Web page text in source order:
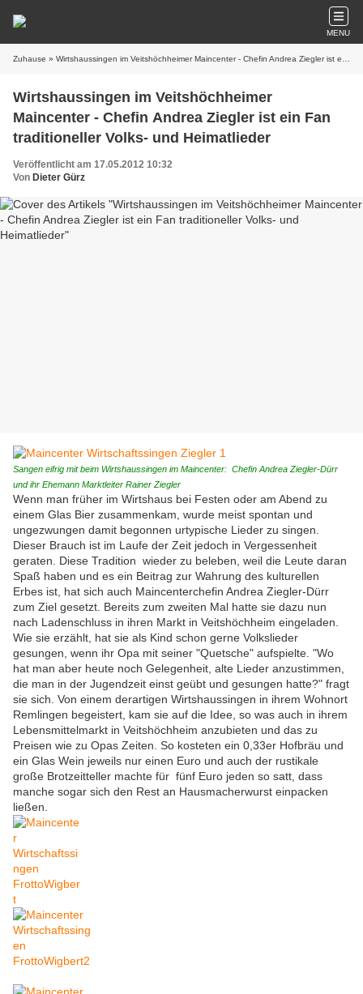
MENU
Zuhause » Wirtshaussingen im Veitshöchheimer Maincenter - Chefin Andrea Ziegler ist ein Fan traditioneller Volks- und Heimatlieder
Wirtshaussingen im Veitshöchheimer
Maincenter - Chefin Andrea Ziegler ist ein Fan
traditioneller Volks- und Heimatlieder
Veröffentlicht am 17.05.2012 10:32
Von Dieter Gürz
Sangen eifrig mit beim Wirtshaussingen im Maincenter: Chefin Andrea Ziegler-Dürr
und ihr Ehemann Marktleiter Rainer Ziegler
Wenn man früher im Wirtshaus bei Festen oder am Abend zu
einem Glas Bier zusammenkam, wurde meist spontan und
ungezwungen damit begonnen urtypische Lieder zu singen.
Dieser Brauch ist im Laufe der Zeit jedoch in Vergessenheit
geraten. Diese Tradition wieder zu beleben, weil die Leute daran
Spaß haben und es ein Beitrag zur Wahrung des kulturellen
Erbes ist, hat sich auch Maincenterchefin Andrea Ziegler-Dürr
zum Ziel gesetzt. Bereits zum zweiten Mal hatte sie dazu nun
nach Ladenschluss in ihren Markt in Veitshöchheim eingeladen.
Wie sie erzählt, hat sie als Kind schon gerne Volkslieder
gesungen, wenn ihr Opa mit seiner "Quetsche" aufspielte. "Wo
hat man aber heute noch Gelegenheit, alte Lieder anzustimmen,
die man in der Jugendzeit einst geübt und gesungen hatte?" fragt
sie sich. Von einem derartigen Wirtshaussingen in ihrem Wohnort
Remlingen begeistert, kam sie auf die Idee, so was auch in ihrem
Lebensmittelmarkt in Veitshöchheim anzubieten und das zu
Preisen wie zu Opas Zeiten. So kosteten ein 0,33er Hofbräu und
ein Glas Wein jeweils nur einen Euro und auch der rustikale
große Brotzeitteller machte für fünf Euro jeden so satt, dass
manche sogar sich den Rest an Hausmacherwurst einpacken
ließen.